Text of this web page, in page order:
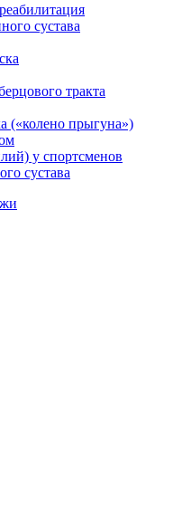
сустава
тракта
(«колено прыгуна»)
у спортсменов
сустава